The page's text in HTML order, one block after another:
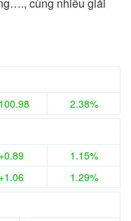
2.38%
+0.89
1.15%
+1.06
1.29%